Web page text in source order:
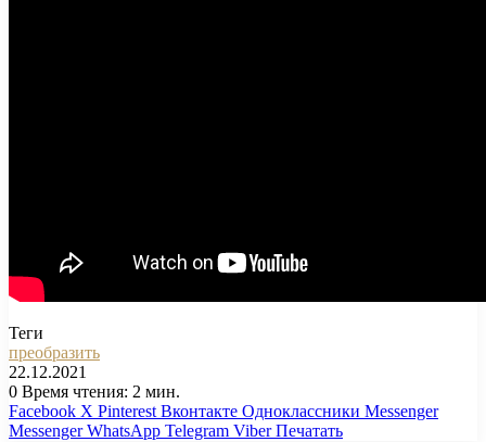
Теги
преобразить
22.12.2021
0 Время чтения: 2 мин.
Facebook X Pinterest Вконтакте Одноклассники Messenger
Messenger WhatsApp Telegram Viber Печатать